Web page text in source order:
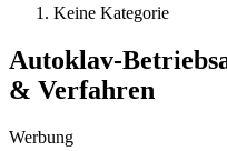
Keine Kategorie
Autoklav-
& Verfahren
Werbung